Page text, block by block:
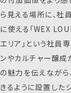
ら見える場所に、社
に使える「WEX
エリア」という社員
ンやカルチャー醸成
の魅力を伝えながら
きるように設置した